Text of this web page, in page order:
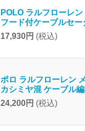
POLO ラルフローレン
フード付ケーブルセー
17,930円 (税込)
ポロ ラルフローレン
カシミヤ混 ケーブル
24,200円 (税込)